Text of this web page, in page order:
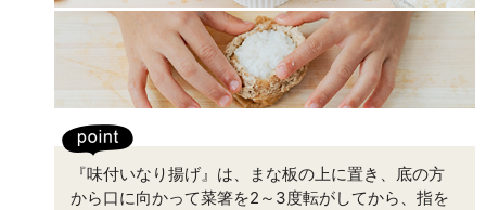
『味付いなり揚げ』は、まな板の上に置き、底の方
から口に向かって菜箸を2～3度転がしてから、指を